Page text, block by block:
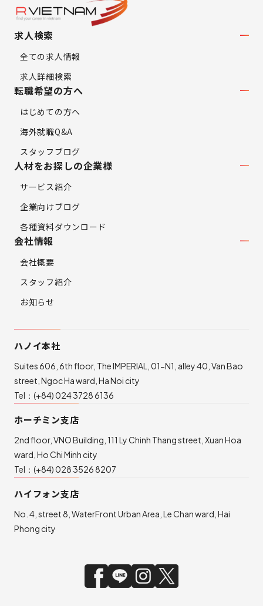
求人検索
全ての求人情報
求人詳細検索
転職希望の方へ
はじめての方へ
海外就職Q&A
スタッフブログ
人材をお探しの企業様
サービス紹介
企業向けブログ
各種資料ダウンロード
会社情報
会社概要
スタッフ紹介
お知らせ
ハノイ本社
Suites 606, 6th floor, The IMPERIAL, 01-N1, alley 40, Van Bao
street, Ngoc Ha ward, Ha Noi city
Tel： (+84) 024 3728 6136
ホーチミン支店
2nd floor, VNO Building, 111 Ly Chinh Thang street, Xuan Hoa
ward, Ho Chi Minh city
Tel： (+84) 028 3526 8207
ハイフォン支店
No. 4, street 8, WaterFront Urban Area, Le Chan ward, Hai
Phong city